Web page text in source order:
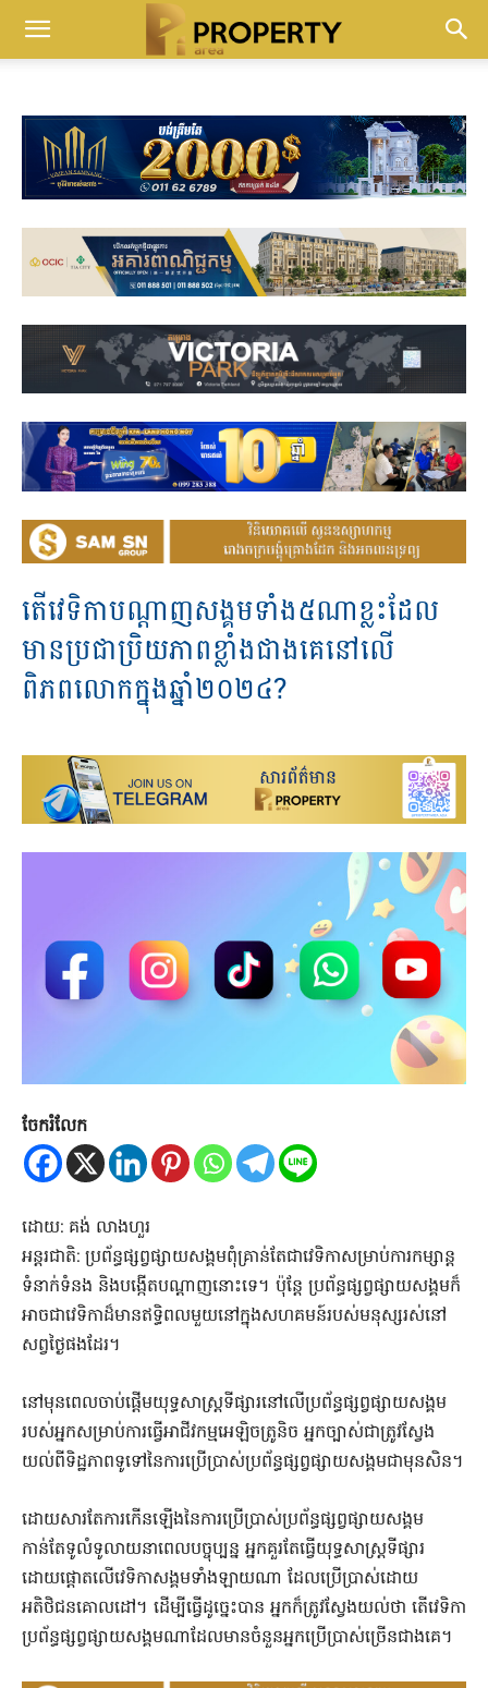
តើវេទិកាបណ្តាញសង្គមទាំង៥ណាខ្លះដែល
មានប្រជាប្រិយភាពខ្លាំងជាងគេនៅលើ
ពិភពលោកក្នុងឆ្នាំ២០២៤?
ចែករំលែក
ដោយ: គង់ លាងហួរ
អន្តរជាតិ: ប្រព័ន្ធផ្សព្វផ្សាយសង្គមពុំគ្រាន់តែជាវេទិកាសម្រាប់ការកម្សាន្ត
ទំនាក់ទំនង និងបង្កើតបណ្តាញនោះទេ។ ប៉ុន្តែ ប្រព័ន្ធផ្សព្វផ្សាយសង្គមក៏
អាចជាវេទិកាដ៏មានឥទ្ធិពលមួយនៅក្នុងសហគមន៍របស់មនុស្សរស់នៅ
សព្វថ្ងៃផងដែរ។
នៅមុនពេលចាប់ផ្តើមយុទ្ធសាស្រ្តទីផ្សារនៅលើប្រព័ន្ធផ្សព្វផ្សាយសង្គម
របស់អ្នកសម្រាប់ការធ្វើអាជីវកម្មអេឡិចត្រូនិច អ្នកច្បាស់ជាត្រូវស្វែង
យល់ពីទិដ្ឋភាពទូទៅនៃការប្រើប្រាស់ប្រព័ន្ធផ្សព្វផ្សាយសង្គមជាមុនសិន។
ដោយសារតែការកើនឡើងនៃការប្រើប្រាស់ប្រព័ន្ធផ្សព្វផ្សាយសង្គម
កាន់តែទូលំទូលាយនាពេលបច្ចុប្បន្ន អ្នកគួរតែធ្វើយុទ្ធសាស្ត្រទីផ្សារ
ដោយផ្តោតលើវេទិកាសង្គមទាំងឡាយណា ដែលប្រើប្រាស់ដោយ
អតិថិជនគោលដៅ។ ដើម្បីធ្វើដូច្នេះបាន អ្នកក៏ត្រូវស្វែងយល់ថា តើវេទិកា
ប្រព័ន្ធផ្សព្វផ្សាយសង្គមណាដែលមានចំនួនអ្នកប្រើប្រាស់ច្រើនជាងគេ។